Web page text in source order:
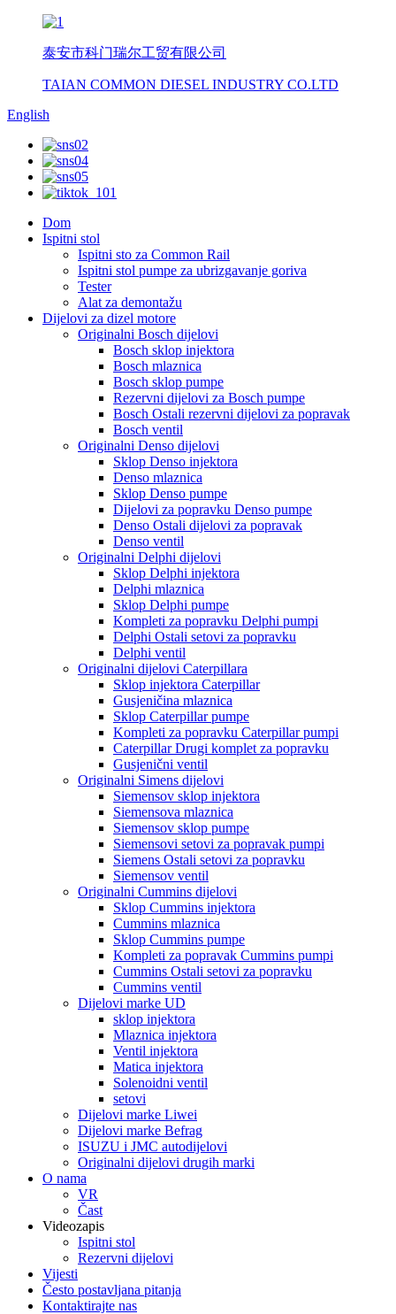
泰安市科门瑞尔工贸有限公司
TAIAN COMMON DIESEL INDUSTRY CO.LTD
English
Dom
Ispitni stol
Ispitni sto za Common Rail
Ispitni stol pumpe za ubrizgavanje goriva
Tester
Alat za demontažu
Dijelovi za dizel motore
Originalni Bosch dijelovi
Bosch sklop injektora
Bosch mlaznica
Bosch sklop pumpe
Rezervni dijelovi za Bosch pumpe
Bosch Ostali rezervni dijelovi za popravak
Bosch ventil
Originalni Denso dijelovi
Sklop Denso injektora
Denso mlaznica
Sklop Denso pumpe
Dijelovi za popravku Denso pumpe
Denso Ostali dijelovi za popravak
Denso ventil
Originalni Delphi dijelovi
Sklop Delphi injektora
Delphi mlaznica
Sklop Delphi pumpe
Kompleti za popravku Delphi pumpi
Delphi Ostali setovi za popravku
Delphi ventil
Originalni dijelovi Caterpillara
Sklop injektora Caterpillar
Gusjeničina mlaznica
Sklop Caterpillar pumpe
Kompleti za popravku Caterpillar pumpi
Caterpillar Drugi komplet za popravku
Gusjenični ventil
Originalni Simens dijelovi
Siemensov sklop injektora
Siemensova mlaznica
Siemensov sklop pumpe
Siemensovi setovi za popravak pumpi
Siemens Ostali setovi za popravku
Siemensov ventil
Originalni Cummins dijelovi
Sklop Cummins injektora
Cummins mlaznica
Sklop Cummins pumpe
Kompleti za popravak Cummins pumpi
Cummins Ostali setovi za popravku
Cummins ventil
Dijelovi marke UD
sklop injektora
Mlaznica injektora
Ventil injektora
Matica injektora
Solenoidni ventil
setovi
Dijelovi marke Liwei
Dijelovi marke Befrag
ISUZU i JMC autodijelovi
Originalni dijelovi drugih marki
O nama
VR
Čast
Videozapis
Ispitni stol
Rezervni dijelovi
Vijesti
Često postavljana pitanja
Kontaktirajte nas